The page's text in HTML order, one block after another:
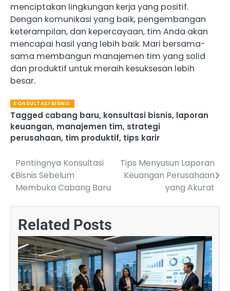
menciptakan lingkungan kerja yang positif.
Dengan komunikasi yang baik, pengembangan
keterampilan, dan kepercayaan, tim Anda akan
mencapai hasil yang lebih baik. Mari bersama-
sama membangun manajemen tim yang solid
dan produktif untuk meraih kesuksesan lebih
besar.
KONSULTASI BISNIS
Tagged cabang baru, konsultasi bisnis, laporan
keuangan, manajemen tim, strategi
perusahaan, tim produktif, tips karir
Navigasi
pos
Pentingnya Konsultasi
Bisnis Sebelum
Membuka Cabang Baru
Tips Menyusun Laporan
Keuangan Perusahaan
yang Akurat
Related Posts